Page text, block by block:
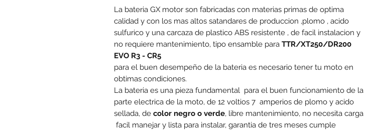
La bateria GX motor son fabricadas con materias primas de optima
calidad y con los mas altos satandares de produccion ,plomo , acido
sulfurico y una carcaza de plastico ABS resistente , de facil instalacion y
no requiere mantenimiento, tipo ensamble para TTR/XT250/DR200
EVO R3 - CR5
para el buen desempeño de la bateria es necesario tener tu moto en
obtimas condiciones.
La bateria es una pieza fundamental para el buen funcionamiento de la
parte electrica de la moto, de 12 voltios 7 amperios de plomo y acido
sellada, de color negro o verde, libre mantenimiento, no necesita carga
facil manejar y lista para instalar, garantia de tres meses cumple